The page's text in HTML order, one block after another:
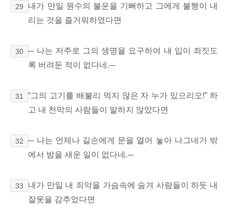
29
내가 만일 원수의 불운을 기뻐하고 그에게 불행이 내
리는 것을 즐거워하였다면
30 ─ 나는 저주로 그의 생명을 요구하여 내 입이
죄짓도
록 버려둔 적이 없다네.─
31
“그의 고기를 배불리 먹지 않은 자 누가 있으리오!” 하
고 내 천막의 사람들이
말하지 않았다면
32 ─ 나는 언제나 길손에게
문을 열어 놓아 나그네가 밖
에서 밤을 새운 일이 없다네.─
33 내가 만일 내 죄악을 가슴속에 숨겨 사람들이 하듯 내
잘못을 감추었다면